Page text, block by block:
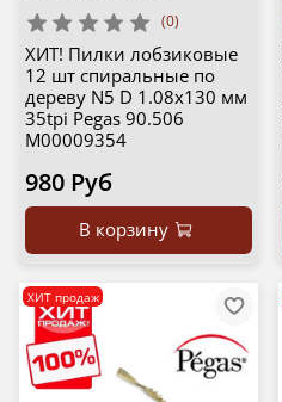
(0)
ХИТ! Пилки лобзиковые
12 шт спиральные по
дереву N5 D 1.08х130 мм
35tpi Pegas 90.506
М00009354
980 Руб
В корзину
ХИТ продаж